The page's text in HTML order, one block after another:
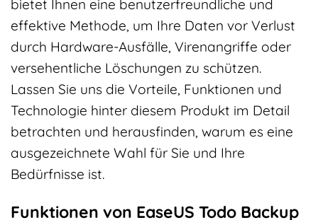
bietet Ihnen eine benutzerfreundliche und
effektive Methode, um Ihre Daten vor Verlust
durch Hardware-Ausfälle, Virenangriffe oder
versehentliche Löschungen zu schützen.
Lassen Sie uns die Vorteile, Funktionen und
Technologie hinter diesem Produkt im Detail
betrachten und herausfinden, warum es eine
ausgezeichnete Wahl für Sie und Ihre
Bedürfnisse ist.
Funktionen von EaseUS Todo Backup